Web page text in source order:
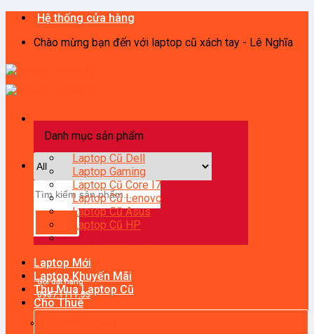
Skip
content
Hệ thống cửa hàng
Chào mừng bạn đến với laptop cũ xách tay - Lê Nghĩa
Tìm
kiếm:
Gọi đặt hàng
0967.1111.55
Danh mục sản phẩm
Laptop Cũ Dell
Laptop Gaming
Laptop Cũ Core I7
Laptop Cũ Lenovo
Laptop Cũ Asus
Laptop Cũ HP
Laptop Mới
Laptop Khuyến Mãi
Thu Mua Laptop Cũ
Cho Thuê